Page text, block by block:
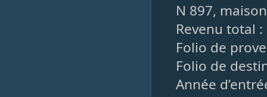
N 897, maison
Revenu total
Folio de
Folio de
Année